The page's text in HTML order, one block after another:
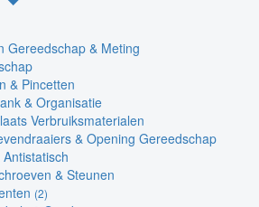
Gereedschap & Meting
& Pincetten
& Organisatie
Verbruiksmaterialen
& Opening Gereedschap
Antistatisch
& Steunen
(2)